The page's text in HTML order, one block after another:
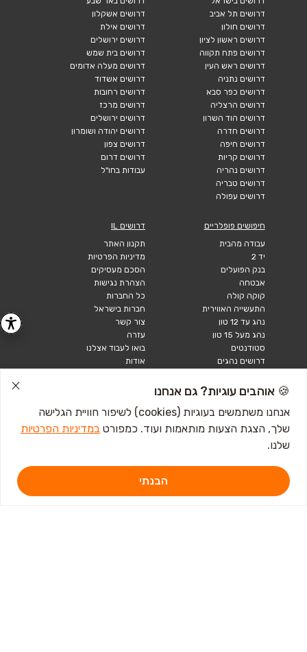
דרושים תל אביב
דרושים חולון
דרושים ראשון לציון
דרושים פתח תקווה
דרושים ראש העין
דרושים נתניה
דרושים כפר סבא
דרושים הרצליה
דרושים הוד השרון
דרושים חדרה
דרושים חיפה
דרושים קריות
דרושים נהריה
דרושים טבריה
דרושים עפולה
דרושים אשקלון
דרושים אילת
דרושים ירושלים
דרושים בית שמש
דרושים מעלה אדומים
דרושים אשדוד
דרושים רחובות
דרושים מרכז
דרושים ירושלים
דרושים יהודה ושומרון
דרושים צפון
דרושים דרום
עבודות בחו"ל
חיפושים פופלריים
עבודה מהבית
יד 2
בנק הפועלים
אבטחה
קוקה קולה
התעשייה האווירית
נהג עד 12 טון
נהג מעל 15 טון
סטודנטים
דרושים נהגים
טבלאות שכר
דרושים IL
תקנון האתר
מדיניות הפרטיות
הסכם מעסיקים
הצהרת נגישות
כל החברות
חברות בישראל
צור קשר
עזרה
בואו לעבוד אצלנו
אודות
כתבות ומדריכים
🍪 אוהבים עוגיות? גם אנחנו
אנחנו משתמשים בעוגיות (cookies) לשיפור חוויית הגלישה
שלך, הצגת הצעות מותאמות ועוד. כמפורט במדיניות הפרטיות
שלנו.
הבנתי